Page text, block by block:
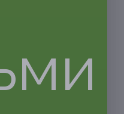
по телефону;
или переносе
получения
по оказываемым
предоставляется